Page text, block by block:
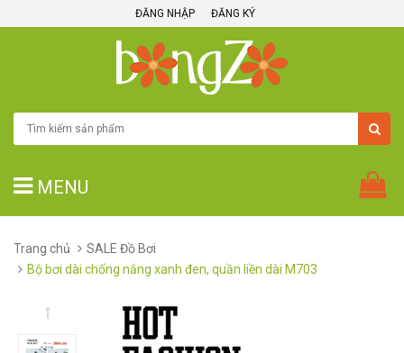
ĐĂNG NHẬP ĐĂNG KÝ
MENU
Trang chủ
SALE Đồ Bơi
Bộ bơi dài chống nắng xanh đen, quần liền dài M703